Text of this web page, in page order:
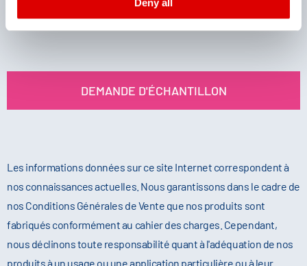
Deny all
DEMANDE D'ÉCHANTILLON
Les informations données sur ce site Internet correspondent à
nos connaissances actuelles. Nous garantissons dans le cadre de
nos Conditions Générales de Vente que nos produits sont
fabriqués conformément au cahier des charges. Cependant,
nous déclinons toute responsabilité quant à l'adéquation de nos
produits à un usage ou une application particulière ou à leur